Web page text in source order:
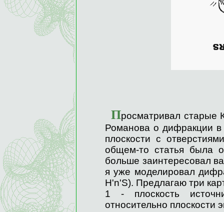
Просматривал старые
Романова о дифракции
плоскости с
общем-то статья была
больше заинтересовал
я уже моделировал
H'n'S). Предлагаю три
1 - плоскость
относительно плоскости